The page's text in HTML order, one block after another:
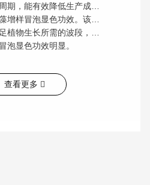
产成本。红光采用双波段，也适用于鱼缸养殖藻类，
产品采用大品牌原材料，全检出厂，质量有保障，质保2年。
颜色为白光，主要模仿太阳光，也可用于家庭小型鱼缸中，
泡显色功效明显。
查看更多